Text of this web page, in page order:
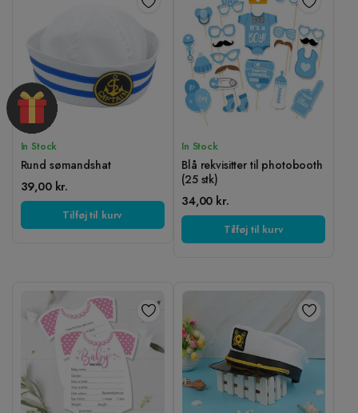
In Stock
Rund sømandshat
39,00 kr.
Tilføj til kurv
In Stock
Blå rekvisitter til photobooth
(25 stk)
34,00 kr.
Tilføj til kurv